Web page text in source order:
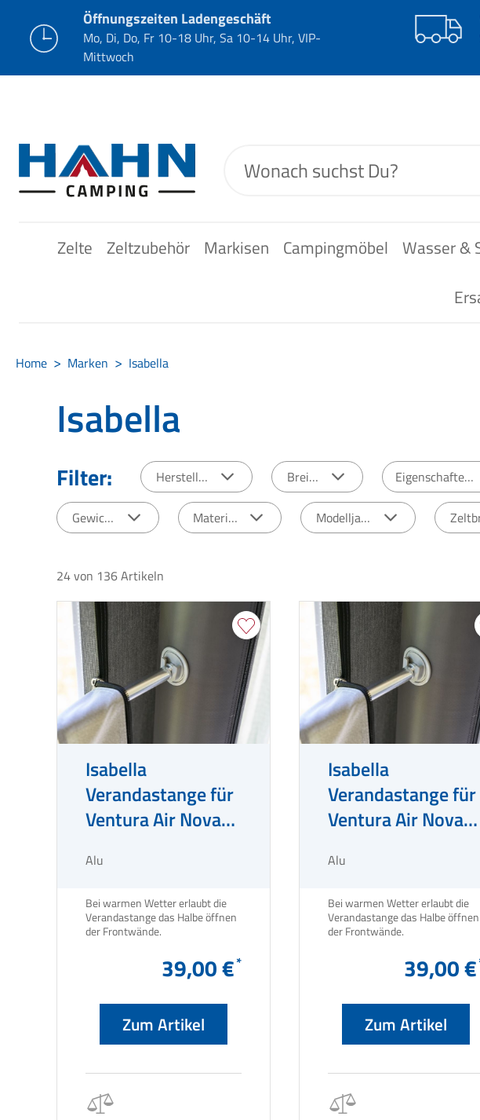
Öffnungszeiten Ladengeschäft
Mo, Di, Do, Fr 10-18 Uhr, Sa 10-14 Uhr, VIP-
Mittwoch
Zelte Zeltzubehör Markisen Campingmöbel Wasser &
Home Marken Isabella
Isabella
Filter: Hersteller Breite Eigenschaften
Gewicht Material Modelljahr
24von 136Artikeln
Isabella
Verandastange für
Ventura Air Nova
Alu
Bei warmen Wetter erlaubt die
Verandastange das Halbe öffnen
39,00 €
Zum Artikel
Isabella
Verandastange für
Ventura Air Nova
Lux 330
Alu
Bei warmen Wetter erlaubt die
Verandastange das Halbe öffnen
39,00 €
Zum Artikel